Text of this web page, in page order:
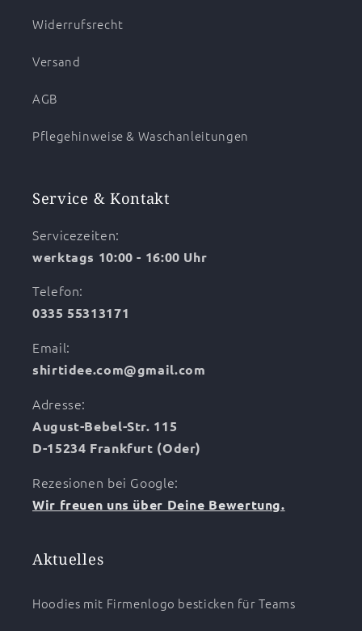
Widerrufsrecht
Versand
AGB
Pflegehinweise & Waschanleitungen
Service & Kontakt
Servicezeiten:
werktags 10:00 - 16:00 Uhr
Telefon:
0335 55313171
Email:
shirtidee.com@gmail.com
Adresse:
August-Bebel-Str. 115
D-15234 Frankfurt (Oder)
Rezesionen bei Google:
Wir freuen uns über Deine Bewertung.
Aktuelles
Hoodies mit Firmenlogo besticken für Teams